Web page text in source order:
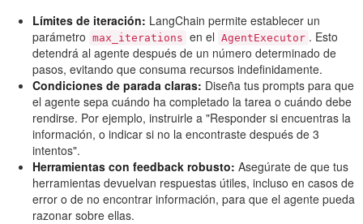
Límites de iteración: LangChain permite establecer un
parámetro max_iterations en el AgentExecutor . Esto
detendrá al agente después de un número determinado de
pasos, evitando que consuma recursos indefinidamente.
Condiciones de parada claras: Diseña tus prompts para que
el agente sepa cuándo ha completado la tarea o cuándo debe
rendirse. Por ejemplo, instruirle a "Responder si encuentras la
información, o indicar si no la encontraste después de 3
intentos".
Herramientas con feedback robusto: Asegúrate de que tus
herramientas devuelvan respuestas útiles, incluso en casos de
error o de no encontrar información, para que el agente pueda
razonar sobre ellas.